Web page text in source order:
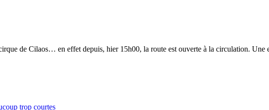
de Cilaos… en effet depuis, hier 15h00, la route est ouverte à la circulation. Une
trop courtes